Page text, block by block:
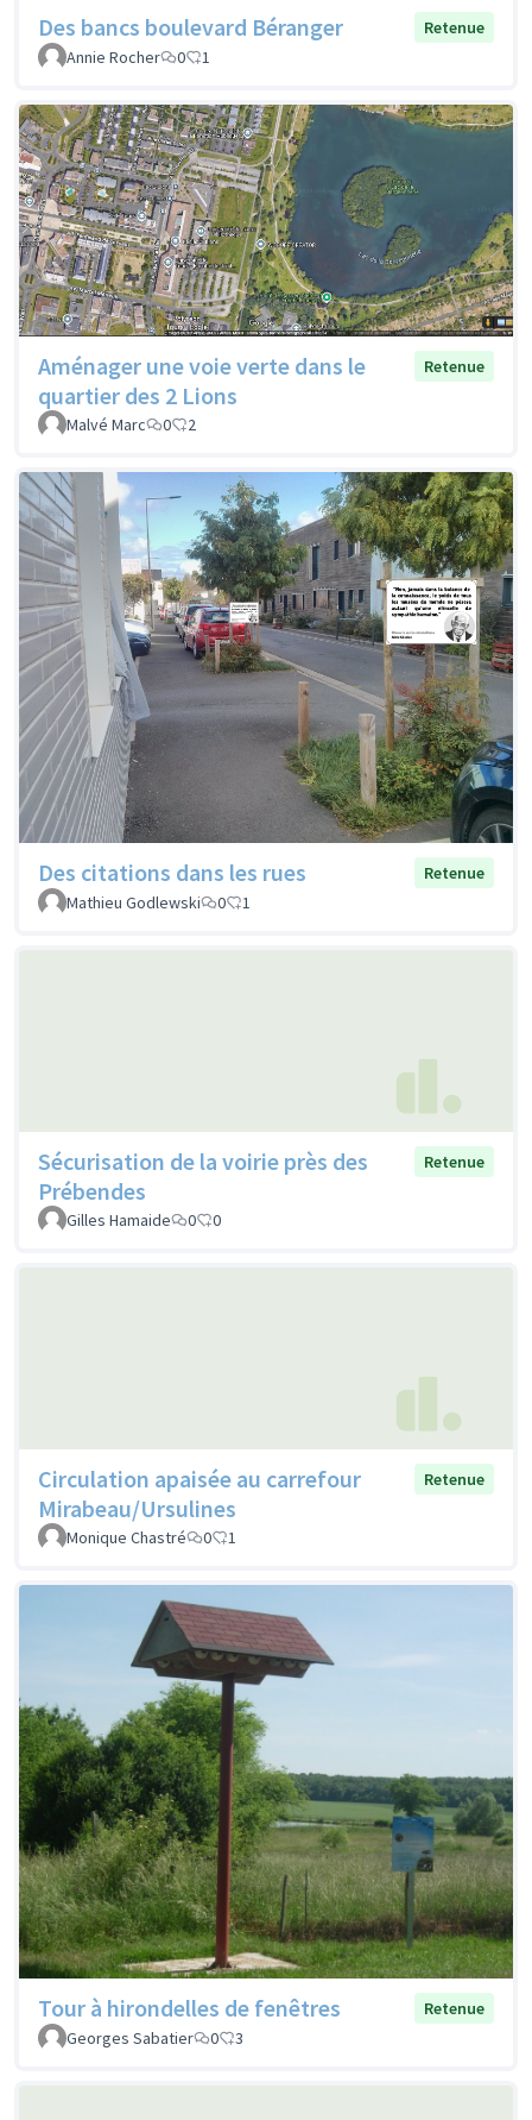
Des bancs boulevard Béranger
Retenue
Annie Rocher
0 1
Aménager une voie verte dans le
quartier des 2 Lions
Retenue
Malvé Marc 0 2
Des citations dans les rues
Retenue
Mathieu Godlewski
0 1
Sécurisation de la voirie près des
Prébendes
Retenue
Gilles Hamaide 0 0
Circulation apaisée au carrefour
Mirabeau/Ursulines
Retenue
Monique Chastré 0 1
Tour à hirondelles de fenêtres
Retenue
Georges Sabatier
0 3